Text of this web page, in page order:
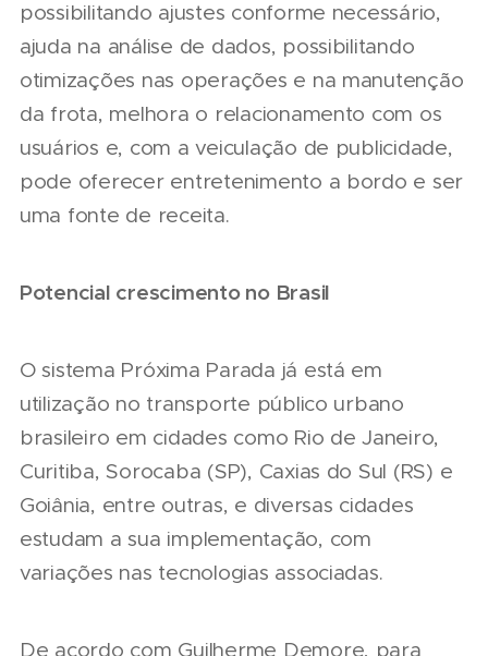
possibilitando ajustes conforme necessário,
ajuda na análise de dados, possibilitando
otimizações nas operações e na manutenção
da frota, melhora o relacionamento com os
usuários e, com a veiculação de publicidade,
pode oferecer entretenimento a bordo e ser
uma fonte de receita.
Potencial crescimento no Brasil
O sistema Próxima Parada já está em
utilização no transporte público urbano
brasileiro em cidades como Rio de Janeiro,
Curitiba, Sorocaba (SP), Caxias do Sul (RS) e
Goiânia, entre outras, e diversas cidades
estudam a sua implementação, com
variações nas tecnologias associadas.
De acordo com Guilherme Demore, para